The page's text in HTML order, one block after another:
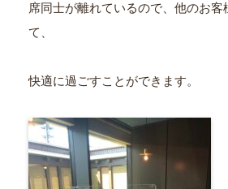
席同士が離れているので、他のお
て、
快適に過ごすことができます。